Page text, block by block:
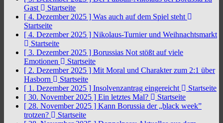
Gast
Startseite
[ 4. Dezember 2025 ] Was auch auf dem Spiel steht
Startseite
[ 4. Dezember 2025 ] Nikolaus-Turnier und Weihnachtsmarkt
Startseite
[ 3. Dezember 2025 ] Borussias Not stößt auf viele
Emotionen
Startseite
[ 2. Dezember 2025 ] Mit Moral und Charakter zum 2:1 über
Hasborn
Startseite
[ 1. Dezember 2025 ] Insolvenzantrag eingereicht
Startseite
[ 30. November 2025 ] Ein letztes Mal?
Startseite
[ 28. November 2025 ] Kann Borussia der „black week”
trotzen?
Startseite